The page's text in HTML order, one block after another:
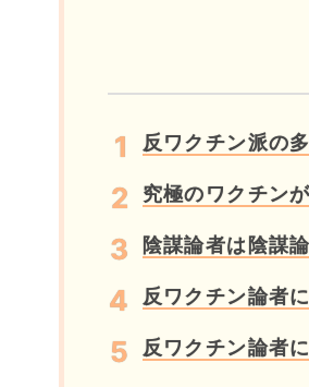
反ワクチン派の
究極のワクチン
陰謀論者は陰謀
反ワクチン論者
反ワクチン論者